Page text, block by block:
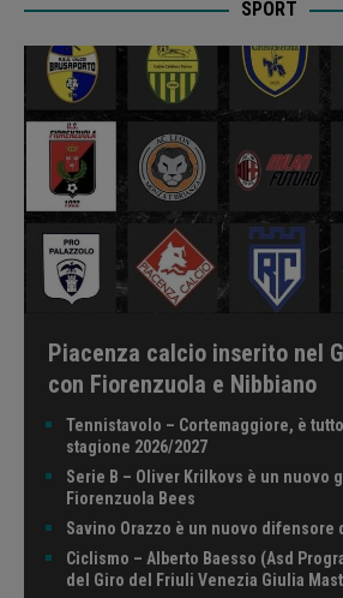
SPORT
Piacenza calcio inserito nel
con Fiorenzuola e Nibbiano
Tennistavolo – Cortemaggiore, è
stagione 2026/2027
Serie B – Oliver Krilkovs è un nuovo
Fiorenzuola Bees
Savino Orazzo è un nuovo difensore
Ciclismo – Alberto Baesso (Asd
del Giro del Friuli Venezia Giulia